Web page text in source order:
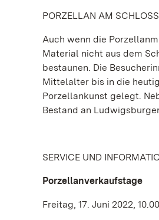
PORZELLAN AM
Auch wenn die
Material nicht aus dem
bestaunen. Die
Mittelalter bis in die
Porzellankunst gelegt.
Bestand an
SERVICE UND
Porzellanverkaufstage
Freitag, 17. Juni 2022,